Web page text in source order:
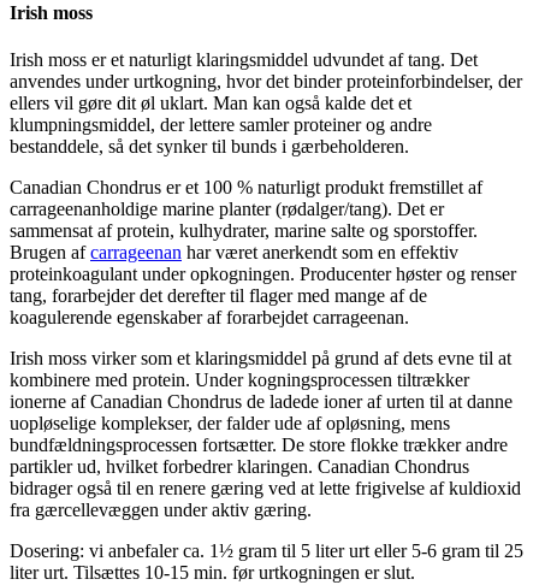
Irish moss
Irish moss er et naturligt klaringsmiddel udvundet af tang. Det
anvendes under urtkogning, hvor det binder proteinforbindelser, der
ellers vil gøre dit øl uklart. Man kan også kalde det et
klumpningsmiddel, der lettere samler proteiner og andre
bestanddele, så det synker til bunds i gærbeholderen.
Canadian Chondrus er et 100 % naturligt produkt fremstillet af
carrageenanholdige marine planter (rødalger/tang). Det er
sammensat af protein, kulhydrater, marine salte og sporstoffer.
Brugen afcarrageenan har været anerkendt som en effektiv
proteinkoagulant under opkogningen. Producenter høster og renser
tang, forarbejder det derefter til flager med mange af de
koagulerende egenskaber af forarbejdet carrageenan.
Irish moss virker som et klaringsmiddel på grund af dets evne til at
kombinere med protein. Under kogningsprocessen tiltrækker
ionerne af Canadian Chondrus de ladede ioner af urten til at danne
uopløselige komplekser, der falder ude af opløsning, mens
bundfældningsprocessen fortsætter. De store flokke trækker andre
partikler ud, hvilket forbedrer klaringen. Canadian Chondrus
bidrager også til en renere gæring ved at lette frigivelse af kuldioxid
fra gærcellevæggen under aktiv gæring.
Dosering: vi anbefaler ca. 1½ gram til 5 liter urt eller 5-6 gram til 25
liter urt. Tilsættes 10-15 min. før urtkogningen er slut.